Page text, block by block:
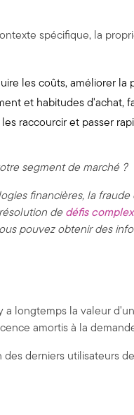
spécifique, la
les coûts, améliorer la
et habitudes d'achat,
raccourcir et passer
segment de marché ?
financières, la
de défis
pouvez obtenir des
a longtemps la valeur
amortis à la
derniers utilisateurs